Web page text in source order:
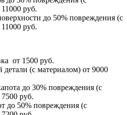
руб.
до 50% повреждения (с
руб.
от 1500 руб.
детали (с материалом) от 9000
до 30% повреждения (с
руб.
до 50% повреждения (с